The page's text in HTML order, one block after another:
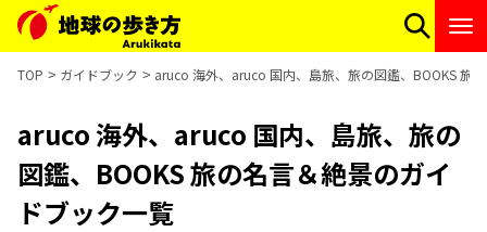
TOP ガイドブック aruco 海外、aruco 国内、島旅、旅の図鑑、BOOKS 旅
aruco 海外、aruco 国内、島旅、旅の
図鑑、BOOKS 旅の名言＆絶景のガイ
ドブック一覧